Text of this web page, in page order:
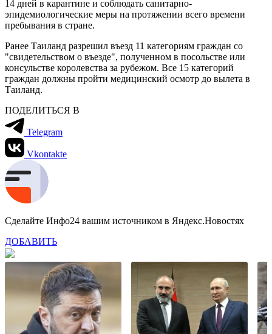
14 дней в карантине и соблюдать санитарно-
эпидемиологические меры на протяжении всего времени
пребывания в стране.
Ранее Таиланд разрешил въезд 11 категориям граждан со
"свидетельством о въезде", полученном в посольстве или
консульстве королевства за рубежом. Все 15 категорий
граждан должны пройти медицинский осмотр до вылета в
Таиланд.
ПОДЕЛИТЬСЯ В
Telegram
Vkontakte
Сделайте Инфо24 вашим источником в Яндекс.Новостях
ДОБАВИТЬ